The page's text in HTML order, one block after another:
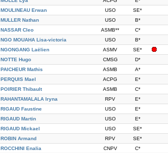
MOULINEAU Erwan USO SE*
MULLER Nathan USO B*
NASSAR Cleo ASMB** C*
NGO MOUAHA Lisa-victoria USO B*
NGONGANG Laëlien ASMV SE*
NOTTE Hugo CMSG D*
PAICHEUR Mathis ASMB A*
PERQUIS Mael ACPG E*
POIRIER Thibault ASMB C*
RAHANTAMALALA Iryna RPV E*
RIGAUD Faustine USO E*
RIGAUD Martin USO E*
RIGAUD Mickael USO SE*
ROBIN Armand RPV SE*
ROCCHINI Enalia CNPV C*